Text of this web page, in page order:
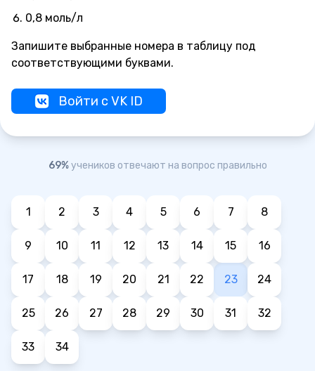
0,8 моль/л
Запишите выбранные номера в таблицу под
соответствующими буквами.
Войти с VK ID
69%учеников отвечают на вопрос правильно
1 2 3 4 5 6 7 8
9 10 11 12 13 14 15 16
17 18 19 20 21 22 23 24
25 26 27 28 29 30 31 32
33 34